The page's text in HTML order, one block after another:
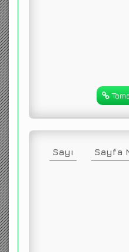
Sayı Sayfa